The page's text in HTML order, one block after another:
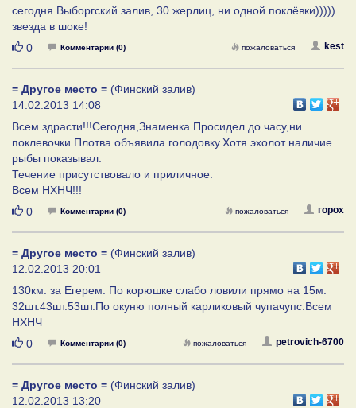
сегодня Выборгский залив, 30 жерлиц, ни одной поклёвки)))))
звезда в шоке!
Нравится
0 Комментарии (0) kest
пожаловаться
= Другое место = (Финский залив)
14.02.2013 14:08
Всем здрасти!!!Сегодня,Знаменка.Просидел до часу,ни
поклевочки.Плотва объявила голодовку.Хотя эхолот наличие
рыбы показывал.
Течение присутствовало и приличное.
Всем НХНЧ!!!
Нравится
0 Комментарии (0) горох
пожаловаться
= Другое место = (Финский залив)
12.02.2013 20:01
130км. за Егерем. По корюшке слабо ловили прямо на 15м.
32шт.43шт.53шт.По окуню полный карликовый чупачупс.Всем
НХНЧ
Нравится
0 Комментарии (0) petrovich-6700
пожаловаться
= Другое место = (Финский залив)
12.02.2013 13:20